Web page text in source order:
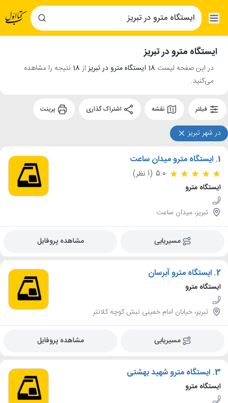
ایستگاه مترو در تبریز
در این صفحه لیست 18 ایستگاه مترو در تبریز از 18 نتیجه را مشاهده
می‌کنید.
فیلتر نقشه
در شهر تبریز
1. ایستگاه مترو میدان ساعت
5.0 (1 نظر)
ایستگاه مترو
تبریز، میدان ساعت
مسیریابی مشاهده پروفایل
2. ایستگاه مترو آبرسان
ایستگاه مترو
تبریز، خیابان امام خمینی نبش کوچه کلانتر
مسیریابی مشاهده پروفایل
3. ایستگاه مترو شهید بهشتی
ایستگاه مترو